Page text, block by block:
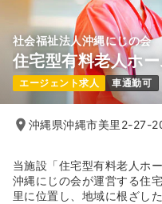
社会福祉法人沖縄にじの会
住宅型有料老人ホ
エージェント求人 車通勤可
沖縄県沖縄市美里2-27-
当施設「住宅型有料老人ホ
沖縄にじの会が運営する住
里に位置し、地域に根ざし